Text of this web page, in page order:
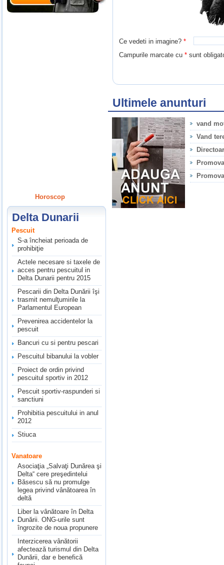
Horoscop
Delta Dunarii
Pescuit
S-a încheiat perioada de
prohibiţie
Actele necesare si taxele de
acces pentru pescuitul in
Delta Dunarii pentru 2015
Pescarii din Delta Dunării îşi
trasmit nemulţumirile la
Parlamentul European
Prevenirea accidentelor la
pescuit
Bancuri cu si pentru pescari
Pescuitul bibanului la vobler
Proiect de ordin privind
pescuitul sportiv in 2012
Pescuit sportiv-raspunderi si
sanctiuni
Prohibitia pescuitului in anul
2012
Stiuca
Vanatoare
Asociaţia „Salvaţi Dunărea şi
Delta“ cere preşedintelui
Băsescu să nu promulge
legea privind vânătoarea în
deltă
Liber la vânătoare în Delta
Dunării. ONG-urile sunt
îngrozite de noua propunere
Interzicerea vânătorii
afectează turismul din Delta
Dunării, dar e benefică
Ce vedeti in imagine? *
Campurile marcate cu * sunt
Ultimele anunturi
vand
Vand